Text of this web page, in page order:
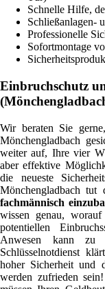
Schnelle Hilfe,
Schließanlagen-
Professionelle
Sofortmontage
Einbruchschutz
Wir beraten Sie
Mönchengladbach
weiter auf, Ihre vier
aber effektive
die neueste
Mönchengladbach
fachmännisch
wissen genau,
potentiellen
Anwesen kann zu
Schlüsselnotdienst
hoher Sicherheit und
werden zufrieden